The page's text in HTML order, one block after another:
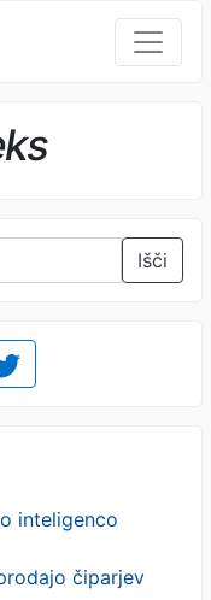
Išči
inteligenco
čiparjev